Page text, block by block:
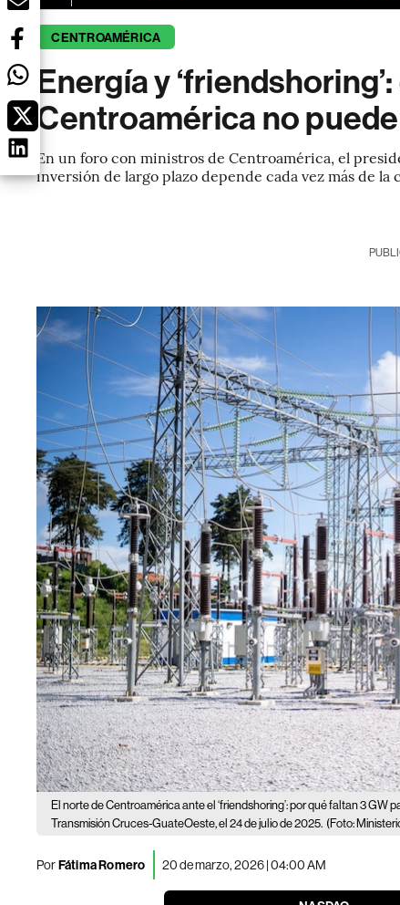
CENTROAMÉRICA
Energía y
Centroamérica no
En un foro con ministros de Centroamérica, el
inversión de largo plazo depende cada vez más de
El norte de Centroamérica ante el ‘friendshoring’: por qué faltan 3 GW
Transmisión Cruces-GuateOeste, el 24 de julio de 2025. (Foto:
PorFátima Romero 20 de marzo, 2026 | 04:00 AM